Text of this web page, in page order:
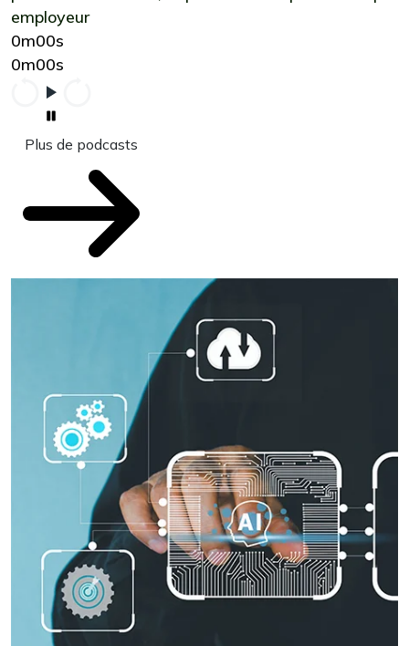
employeur
0m00s
0m00s
Plus de podcasts